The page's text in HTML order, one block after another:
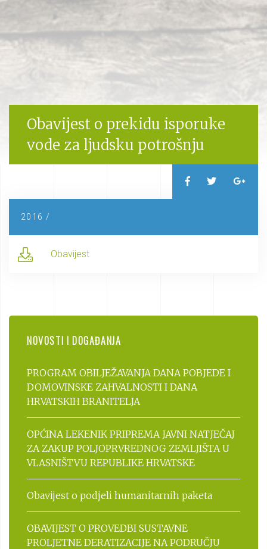
Obavijest o prekidu isporuke
vode za ljudsku potrošnju
2016 /
Obavijest
NOVOSTI I DOGAĐANJA
PROGRAM OBILJEŽAVANJA DANA POBJEDE I
DOMOVINSKE ZAHVALNOSTI I DANA
HRVATSKIH BRANITELJA
OPĆINA LEKENIK PRIPREMA JAVNI NATJEČAJ
ZA ZAKUP POLJOPRVREDNOG ZEMLJIŠTA U
VLASNIŠTVU REPUBLIKE HRVATSKE
Obavijest o podjeli humanitarnih paketa
OBAVIJEST O PROVEDBI SUSTAVNE
PROLJETNE DERATIZACIJE NA PODRUČJU